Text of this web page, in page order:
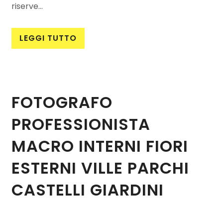
riserve...
LEGGI TUTTO
FOTOGRAFO
PROFESSIONISTA
MACRO INTERNI FIORI
ESTERNI VILLE PARCHI
CASTELLI GIARDINI